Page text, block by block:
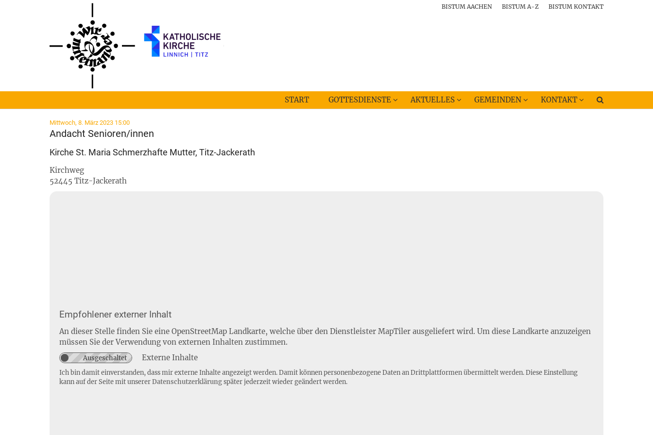
BISTUM AACHEN BISTUM A-Z BISTUM KONTAKT
START GOTTESDIENSTE AKTUELLES GEMEINDEN KONTAKT
Mittwoch, 8. März 2023 15:00:
Andacht Senioren/innen
Kirche St. Maria Schmerzhafte Mutter, Titz-Jackerath
Kirchweg
52445 Titz-Jackerath
Empfohlener externer Inhalt
An dieser Stelle finden Sie eine OpenStreetMap Landkarte, welche über den Dienstleister MapTiler ausgeliefert wird. Um diese Landkarte anzuzeigen
müssen Sie der Verwendung von externen Inhalten zustimmen.
Externe Inhalte
Ich bin damit einverstanden, dass mir externe Inhalte angezeigt werden. Damit können personenbezogene Daten an Drittplattformen übermittelt werden. Diese Einstellung
kann auf der Seite mit unsererDatenschutzerklärungspäter jederzeit wieder geändert werden.